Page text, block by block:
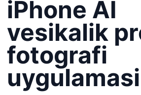
iPhone AI
vesikalik
fotografi